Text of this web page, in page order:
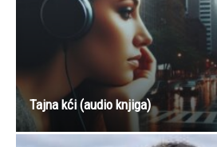
Tajna kći (audio knjiga)